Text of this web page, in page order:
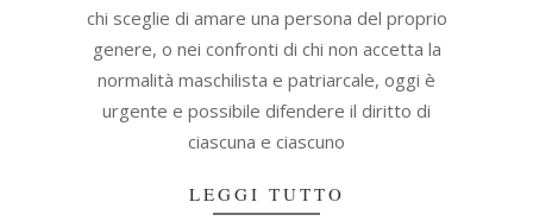
chi sceglie di amare una persona del proprio
genere, o nei confronti di chi non accetta la
normalità maschilista e patriarcale, oggi è
urgente e possibile difendere il diritto di
ciascuna e ciascuno
LEGGI TUTTO